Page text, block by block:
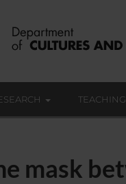
TEACHING
mask